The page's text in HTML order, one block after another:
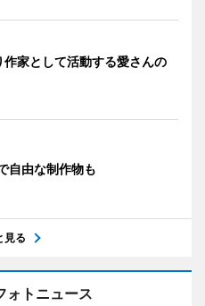
作家として活動する愛さんの
自由な制作物も
見る
ォトニュース